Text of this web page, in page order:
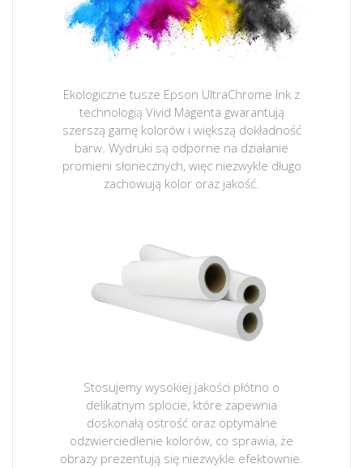
Ekologiczne tusze Epson UltraChrome Ink z
technologią Vivid Magenta gwarantują
szerszą gamę kolorów i większą dokładność
barw. Wydruki są odporne na działanie
promieni słonecznych, więc niezwykle długo
zachowują kolor oraz jakość.
Stosujemy wysokiej jakości płótno o
delikatnym splocie, które zapewnia
doskonałą ostrość oraz optymalne
odzwierciedlenie kolorów, co sprawia, że
obrazy prezentują się niezwykle efektownie.